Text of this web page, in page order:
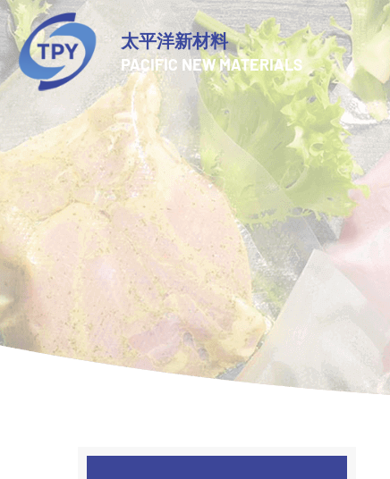
太平洋新材料
PACIFIC NEW MATERIALS